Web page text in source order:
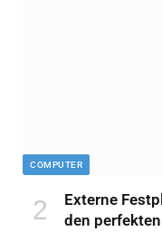
COMPUTER
Externe
den